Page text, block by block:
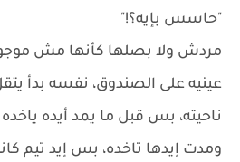
"حاسس بإيه؟!"
مردش ولا بصلها كأنها مش
عينيه على الصندوق، نفسه بدأ
ناحيته، بس قبل ما يمد أيده
ومدت إيدها تاخده، بس إيد تيم